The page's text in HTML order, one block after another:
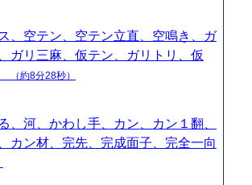
、空テン、空テン立直、空鳴き、ガ
ガリ三麻、仮テン、ガリトリ、仮
（約8分28秒）
、河、かわし手、カン、カン１翻、
カン材、完先、完成面子、完全一向